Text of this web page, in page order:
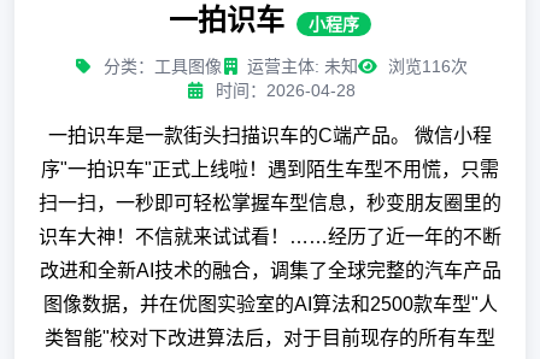
一拍识车 小程序
分类：工具图像 运营主体: 未知
浏览116次
时间：2026-04-28
一拍识车是一款街头扫描识车的C端产品。 微信小程
序"一拍识车"正式上线啦！遇到陌生车型不用慌，只需
扫一扫，一秒即可轻松掌握车型信息，秒变朋友圈里的
识车大神！不信就来试试看！……经历了近一年的不断
改进和全新AI技术的融合，调集了全球完整的汽车产品
图像数据，并在优图实验室的AI算法和2500款车型"人
类智能"校对下改进算法后，对于目前现存的所有车型